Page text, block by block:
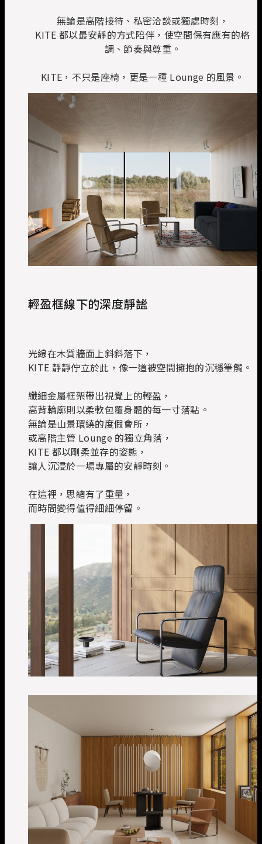
無論是高階接待、私密洽談或獨處時刻，
KITE 都以最安靜的方式陪伴，使空間保有應有的格
調、節奏與尊重。
KITE，不只是座椅，更是一種 Lounge 的風景。
輕盈框線下的深度靜謐
光線在木質牆面上斜斜落下，
KITE 靜靜佇立於此，像一道被空間擁抱的沉穩筆觸。
纖細金屬框架帶出視覺上的輕盈，
高背輪廓則以柔軟包覆身體的每一寸落點。
無論是山景環繞的度假會所，
或高階主管 Lounge 的獨立角落，
KITE 都以剛柔並存的姿態，
讓人沉浸於一場專屬的安靜時刻。
在這裡，思緒有了重量，
而時間變得值得細細停留。